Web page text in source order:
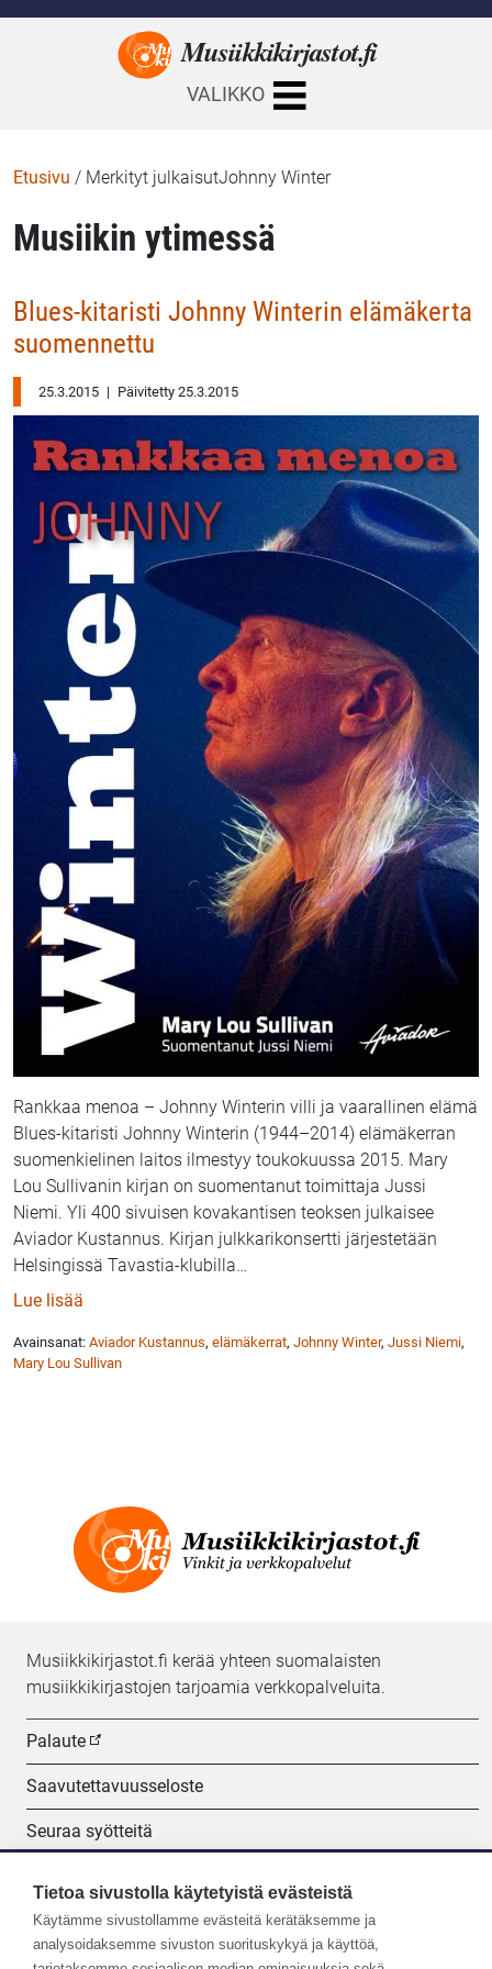
Musiikkikirjastot.fi
VALIKKO
Etusivu / Merkityt julkaisutJohnny Winter
Musiikin ytimessä
Blues-kitaristi Johnny Winterin elämäkerta
suomennettu
25.3.2015 | Päivitetty 25.3.2015
Rankkaa menoa – Johnny Winterin villi ja vaarallinen elämä
Blues-kitaristi Johnny Winterin (1944–2014) elämäkerran
suomenkielinen laitos ilmestyy toukokuussa 2015. Mary
Lou Sullivanin kirjan on suomentanut toimittaja Jussi
Niemi. Yli 400 sivuisen kovakantisen teoksen julkaisee
Aviador Kustannus. Kirjan julkkarikonsertti järjestetään
Helsingissä Tavastia-klubilla…
Lue lisää
Avainsanat: Aviador Kustannus, elämäkerrat, Johnny Winter, Jussi Niemi,
Mary Lou Sullivan
Musiikkikirjastot.fi kerää yhteen suomalaisten
musiikkikirjastojen tarjoamia verkkopalveluita.
Palaute
Saavutettavuusseloste
Seuraa syötteitä
Seuraa meitä:
Tietoa sivustolla käytetyistä evästeistä
Käytämme sivustollamme evästeitä kerätäksemme ja
analysoidaksemme sivuston suorituskykyä ja käyttöä,